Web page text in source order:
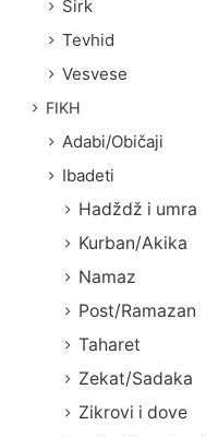
Širk
Tevhid
Vesvese
FIKH
Adabi/Običaji
Ibadeti
Hadždž i umra
Kurban/Akika
Namaz
Post/Ramazan
Taharet
Zekat/Sadaka
Zikrovi i dove